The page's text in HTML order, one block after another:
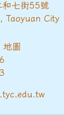
和七街55號
City
地圖